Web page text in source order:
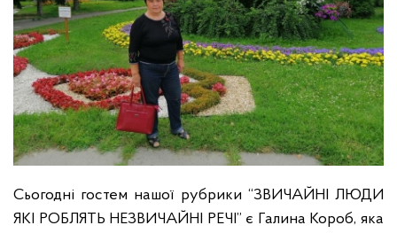
Сьогодні гостем нашої рубрики “ЗВИЧАЙНІ ЛЮДИ
ЯКІ РОБЛЯТЬ НЕЗВИЧАЙНІ РЕЧІ” є Галина Короб, яка